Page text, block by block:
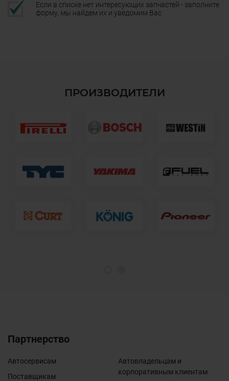
Если в списке нет интересующих запчастей - заполните
форму, мы найдем их и уведомим Вас
ПРОИЗВОДИТЕЛИ
Партнерство
Автосервисам
Поставщикам
Автовладельцам и
корпоративным клиентам